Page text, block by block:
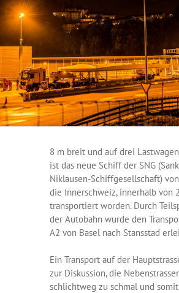
8 m breit und auf drei
ist das neue Schiff der SNG
Niklausen-Schiffgesellschaft)
die Innerschweiz, innerhalb von
transportiert worden. Durch
der Autobahn wurde den
A2 von Basel nach Stansstad
Ein Transport auf der
zur Diskussion, die
schlichtweg zu schmal und